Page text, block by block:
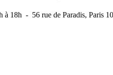
à 18h - 56 rue de Paradis, Paris 10